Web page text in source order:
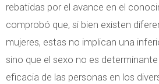
rebatidas por el avance en el
comprobó que, si bien existen
mujeres, estas no implican una
sino que el sexo no es
eficacia de las personas en los